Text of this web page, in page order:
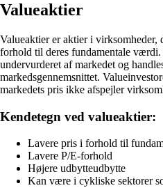
Valueaktier
Valueaktier er aktier i virksomheder,
forhold til deres fundamentale
undervurderet af markedet og
markedsgennemsnittet.
markedets pris ikke afspejler
Kendetegn ved valueaktier:
Lavere pris i forhold til
Lavere P/E-forhold
Højere udbytteudbytte
Kan være i cykliske sektorer